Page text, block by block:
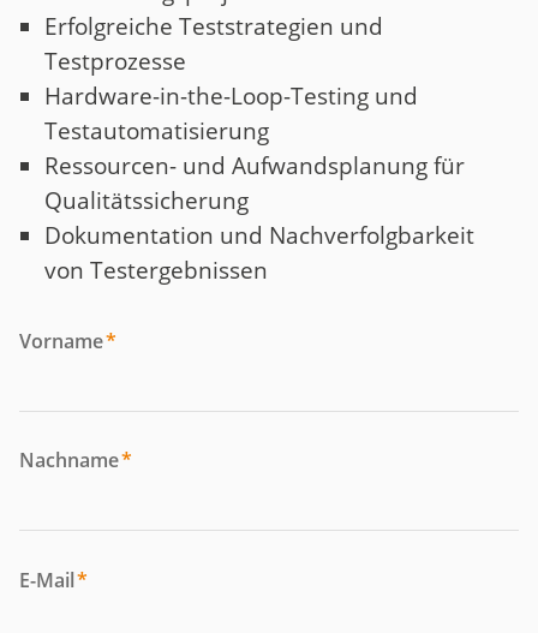
Erfolgreiche Teststrategien und
Testprozesse
Hardware-in-the-Loop-Testing und
Testautomatisierung
Ressourcen- und Aufwandsplanung für
Qualitätssicherung
Dokumentation und Nachverfolgbarkeit
von Testergebnissen
Vorname*
Nachname*
E-Mail*